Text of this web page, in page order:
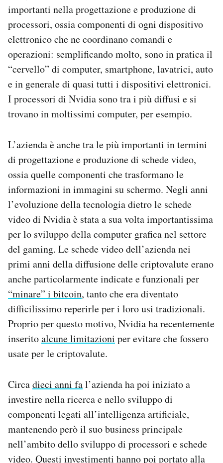
importanti nella progettazione e produzione di
processori, ossia componenti di ogni dispositivo
elettronico che ne coordinano comandi e
operazioni: semplificando molto, sono in pratica il
“cervello” di computer, smartphone, lavatrici, auto
e in generale di quasi tutti i dispositivi elettronici.
I processori di Nvidia sono tra i più diffusi e si
trovano in moltissimi computer, per esempio.
L’azienda è anche tra le più importanti in termini
di progettazione e produzione di schede video,
ossia quelle componenti che trasformano le
informazioni in immagini su schermo. Negli anni
l’evoluzione della tecnologia dietro le schede
video di Nvidia è stata a sua volta importantissima
per lo sviluppo della computer grafica nel settore
del gaming. Le schede video dell’azienda nei
primi anni della diffusione delle criptovalute erano
anche particolarmente indicate e funzionali per
“minare” i bitcoin, tanto che era diventato
difficilissimo reperirle per i loro usi tradizionali.
Proprio per questo motivo, Nvidia ha recentemente
inseritoalcune limitazioni per evitare che fossero
usate per le criptovalute.
Circadieci anni fal’azienda ha poi iniziato a
investire nella ricerca e nello sviluppo di
componenti legati all’intelligenza artificiale,
mantenendo però il suo business principale
nell’ambito dello sviluppo di processori e schede
video. Questi investimenti hanno poi portato alla